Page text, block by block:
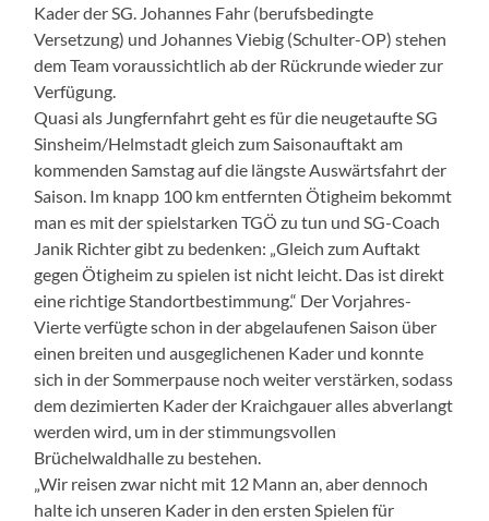
Kader der SG. Johannes Fahr (berufsbedingte
Versetzung) und Johannes Viebig (Schulter-OP) stehen
dem Team voraussichtlich ab der Rückrunde wieder zur
Verfügung.
Quasi als Jungfernfahrt geht es für die neugetaufte SG
Sinsheim/Helmstadt gleich zum Saisonauftakt am
kommenden Samstag auf die längste Auswärtsfahrt der
Saison. Im knapp 100 km entfernten Ötigheim bekommt
man es mit der spielstarken TGÖ zu tun und SG-Coach
Janik Richter gibt zu bedenken: „Gleich zum Auftakt
gegen Ötigheim zu spielen ist nicht leicht. Das ist direkt
eine richtige Standortbestimmung.“ Der Vorjahres-
Vierte verfügte schon in der abgelaufenen Saison über
einen breiten und ausgeglichenen Kader und konnte
sich in der Sommerpause noch weiter verstärken, sodass
dem dezimierten Kader der Kraichgauer alles abverlangt
werden wird, um in der stimmungsvollen
Brüchelwaldhalle zu bestehen.
„Wir reisen zwar nicht mit 12 Mann an, aber dennoch
halte ich unseren Kader in den ersten Spielen für